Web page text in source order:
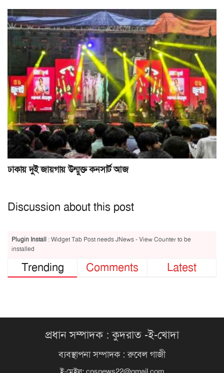
ঢাকায় দুই জায়গায় উন্মুক্ত কনসার্ট আজ
Discussion about this post
Plugin Install : Widget Tab Post needs JNews - View Counter to be
installed
Trending Comments Latest
প্রধান সম্পাদক : কুদরাত -ই-খোদা
ব্যবস্থাপনা সম্পাদক : রুবেল গাজী